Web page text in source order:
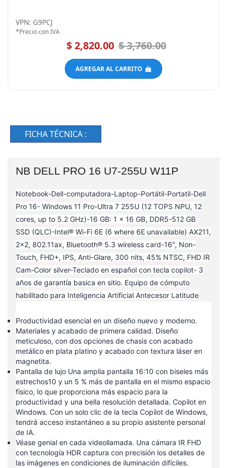
VPN: G9PCJ
*Precio con IVA
$ 2,820.00 $ 3,760.00
AGREGAR AL CARRITO
FICHA TÉCNICA :
NB DELL PRO 16 U7-255U W11P
Notebook-Dell-computadora-Laptop-Portátil-Portatil-Dell
Pro 16- Windows 11 Pro-Ultra 7 255U (12 TOPS NPU, 12
cores, up to 5.2 GHz)-16 GB: 1 x 16 GB, DDR5-512 GB
SSD (QLC)-Intel® Wi-Fi 6E (6 where 6E unavailable) AX211,
2x2, 802.11ax, Bluetooth® 5.3 wireless card-16", Non-
Touch, FHD+, IPS, Anti-Glare, 300 nits, 45% NTSC, FHD IR
Cam-Color silver-Teclado en español con tecla copilot- 3
años de garantía basica en sitio. Equipo de cómputo
habilitado para Inteligencia Artificial Antecesor Latitude
Productividad esencial en un diseño nuevo y moderno.
Materiales y acabado de primera calidad. Diseño
meticuloso, con dos opciones de chasis con acabado
metálico en plata platino y acabado con textura láser en
magnetita.
Pantalla de lujo Una amplia pantalla 16:10 con biseles más
estrechos10 y un 5 % más de pantalla en el mismo espacio
físico, lo que proporciona más espacio para la
productividad y una bella resolución detallada. Copilot en
Windows. Con un solo clic de la tecla Copilot de Windows,
tendrá acceso instantáneo a su propio asistente personal
de IA.
Véase genial en cada videollamada. Una cámara IR FHD
con tecnología HDR captura con precisión los detalles de
las imágenes en condiciones de iluminación difíciles.